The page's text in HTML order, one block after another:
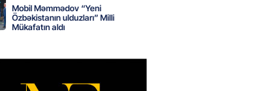
avtomobil qaçıran və
mobil telefon oğurlayan
Mobil Məmmədov “Yeni
Özbəkistanın ulduzları” Milli
Mükafatın aldı